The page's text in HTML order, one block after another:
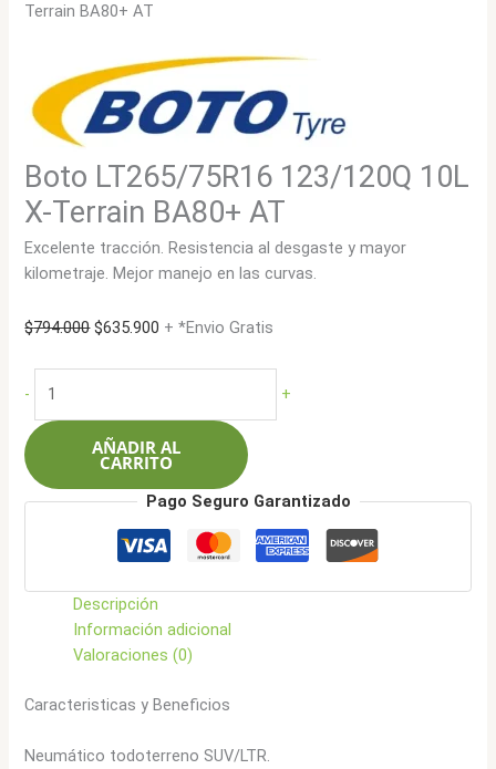
Terrain BA80+ AT
Boto LT265/75R16 123/120Q 10L
X-Terrain BA80+ AT
Excelente tracción. Resistencia al desgaste y mayor
kilometraje. Mejor manejo en las curvas.
$794.000El
$635.900 El
$635.900.
+ *Envio Gratis
-
LT265/75R16
123/120Q
X-
Terrain
+
AÑADIR AL
CARRITO
Pago Seguro Garantizado
Descripción
Información adicional
Valoraciones (0)
Caracteristicas y Beneficios
Neumático todoterreno SUV/LTR.